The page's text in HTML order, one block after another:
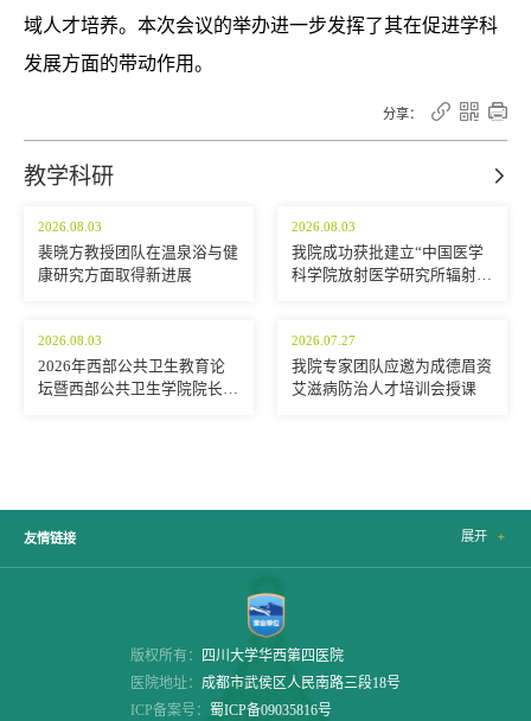
域人才培养。本次会议的举办进一步发挥了其在促进学科
发展方面的带动作用。
分享：   
教学科研 
2026.08.03
裴晓方教授团队在温泉浴与健
康研究方面取得新进展
2026.08.03
我院成功获批建立“中国医学
科学院放射医学研究所辐射生
2026.08.03
2026年西部公共卫生教育论
坛暨西部公共卫生学院院长/
2026.07.27
我院专家团队应邀为成德眉资
艾滋病防治人才培训会授课
友情链接 展开 
版权所有：
四川大学华西第四医院
医院地址： 成都市武侯区人民南路三段18号
ICP备案号： 蜀ICP备09035816号